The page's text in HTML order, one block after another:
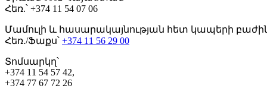
Հեռ.՝ +374 11 54 07 06
Մամուլի և հասարակայնության հետ կապերի
Հեռ./Ֆաքս՝ +374 11 56 29 00
Տոմսարկղ՝
+374 11 54 57 42,
+374 77 67 72 26